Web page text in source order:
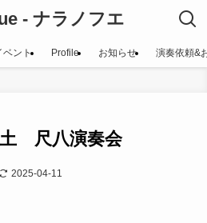
- ナラノフエ
ベント Profile お知らせ 演奏依頼&
土 尺八演奏会
2025-04-11